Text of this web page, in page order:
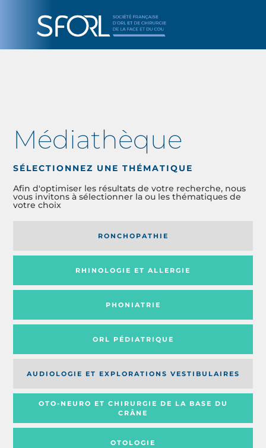
Médiathèque
SÉLECTIONNEZ UNE THÉMATIQUE
Afin d'optimiser les résultats de votre recherche, nous
vous invitons à sélectionner la ou les thématiques de
votre choix
RONCHOPATHIE
RHINOLOGIE ET ALLERGIE
PHONIATRIE
ORL PÉDIATRIQUE
AUDIOLOGIE ET EXPLORATIONS VESTIBULAIRES
OTO-NEURO ET CHIRURGIE DE LA BASE DU
CRÂNE
OTOLOGIE